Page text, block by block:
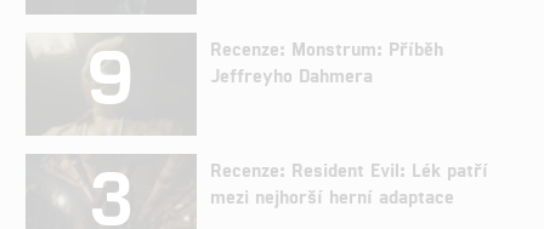
9
Recenze: Monstrum: Příběh
Jeffreyho Dahmera
3
Recenze: Resident Evil: Lék patří
mezi nejhorší herní adaptace